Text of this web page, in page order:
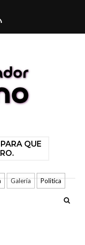
QUE
Galería Politica